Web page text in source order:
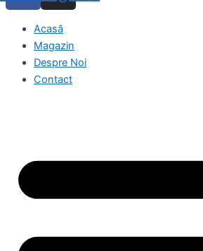
Acasă
Magazin
Despre Noi
Contact